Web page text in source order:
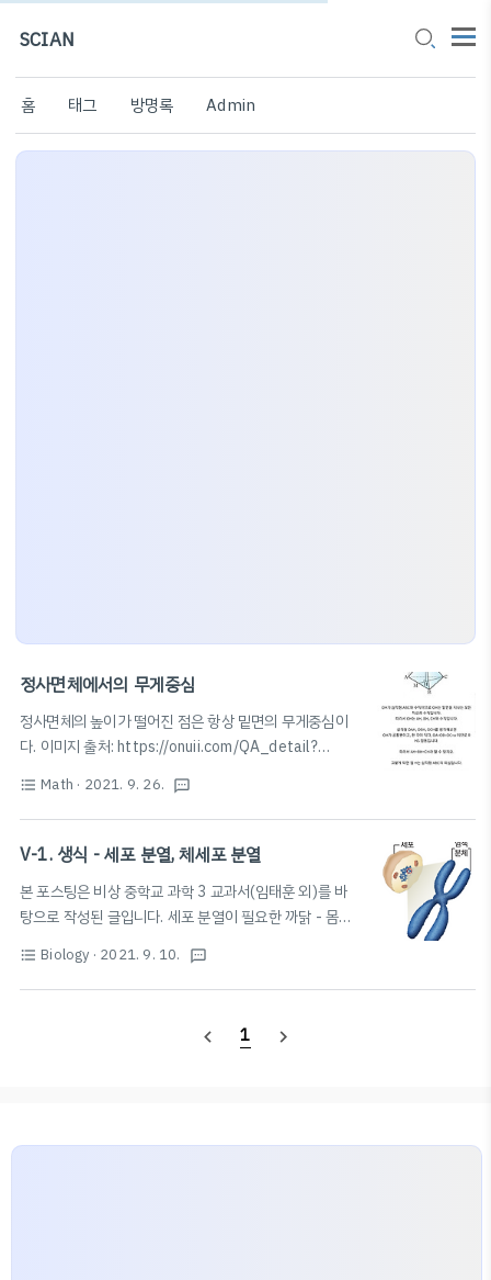
SCIAN
홈 태그 방명록 Admin
정사면체에서의 무게중심
정사면체의 높이가 떨어진 점은 항상 밑면의 무게중심이
다. 이미지 출처: https://onuii.com/QA_detail?
체의 한 꼭지점에서 수선의 발을 내리면 반드시 무게중심
과 동일하게 된답니다 도형 문제에서 자주 이용하는 성질
이니 이번 기회에 꼭 외워두세요!^^ 증명은 위에 사진에
format_list_bulleted Math · 2021. 9. 26. textsms
V-1. 생식 - 세포 분열, 체세포 분열
본 포스팅은 비상 중학교 과학 3 교과서(임태훈 외)를 바
탕으로 작성된 글입니다. 세포 분열이 필요한 까닭 - 몸집
어난 결과 - 세포 분열: 세포 한 개가 두 개로 나누어지는
것 - 물질 교환은 세포 표면을 통해 이루어짐 - 세포가 커
가 커야 물질 교환에 유리 ∴ 세포는
format_list_bulleted Biology · 2021. 9. 10. textsms
navigate_before 1 navigate_next